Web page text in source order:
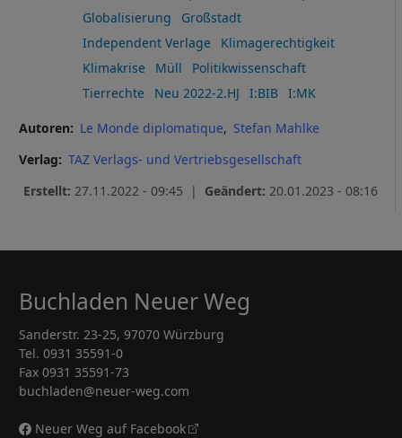
Globalisierung
Großstadt
Independent Verlage
Klimagerechtigkeit
Klimakrise
Müll
Politikwissenschaft
Tierrechte
Neu 2022-2.HJ I:BIB I:MK
Autoren Le Monde diplomatique
Stefan Mahlke
Verlag
TAZ Verlags- und Vertriebsgesellschaft
Erstellt: 27.11.2022 - 09:45 | Geändert: 20.01.2023 - 08:16
Buchladen Neuer Weg
Sanderstr. 23-25, 97070 Würzburg
Tel. 0931 35591-0
Fax 0931 35591-73
buchladen@neuer-weg.com
Neuer Weg auf Facebook